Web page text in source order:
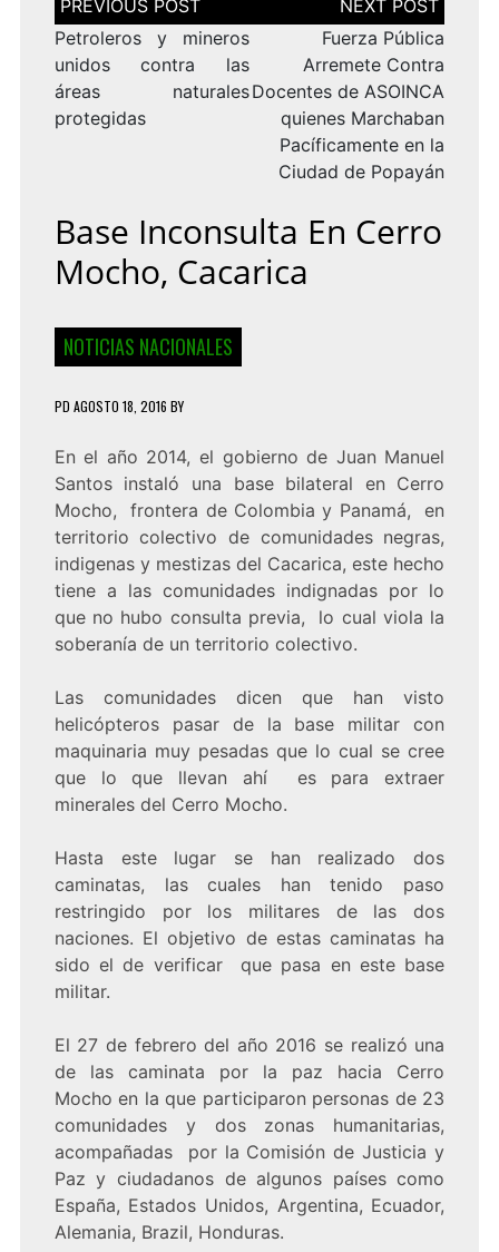
de
entradas
Petroleros y mineros
unidos contra las
áreas naturales
protegidas
Fuerza Pública
Arremete Contra
Docentes de ASOINCA
quienes Marchaban
Pacíficamente en la
Ciudad de Popayán
Base Inconsulta En Cerro
Mocho, Cacarica
NOTICIAS NACIONALES
PD AGOSTO 18, 2016 BY
En el año 2014, el gobierno de Juan Manuel
Santos instaló una base bilateral en Cerro
Mocho, frontera de Colombia y Panamá, en
territorio colectivo de comunidades negras,
indigenas y mestizas del Cacarica, este hecho
tiene a las comunidades indignadas por lo
que no hubo consulta previa, lo cual viola la
soberanía de un territorio colectivo.
Las comunidades dicen que han visto
helicópteros pasar de la base militar con
maquinaria muy pesadas que lo cual se cree
que lo que llevan ahí es para extraer
minerales del Cerro Mocho.
Hasta este lugar se han realizado dos
caminatas, las cuales han tenido paso
restringido por los militares de las dos
naciones. El objetivo de estas caminatas ha
sido el de verificar que pasa en este base
militar.
El 27 de febrero del año 2016 se realizó una
de las caminata por la paz hacia Cerro
Mocho en la que participaron personas de 23
comunidades y dos zonas humanitarias,
acompañadas por la Comisión de Justicia y
Paz y ciudadanos de algunos países como
España, Estados Unidos, Argentina, Ecuador,
Alemania, Brazil, Honduras.